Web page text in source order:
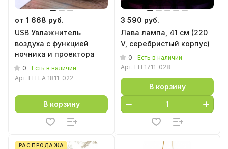
от 1 668 руб.
USB Увлажнитель
воздуха с функцией
ночника и проектора
0
Есть в наличии
Арт. EH LA 1811-022
В корзину
3 590 руб.
Лава лампа, 41 см (220
V, серебристый корпус)
0
Есть в наличии
Арт. EH 1711-028
В корзину
РАСПРОДАЖА